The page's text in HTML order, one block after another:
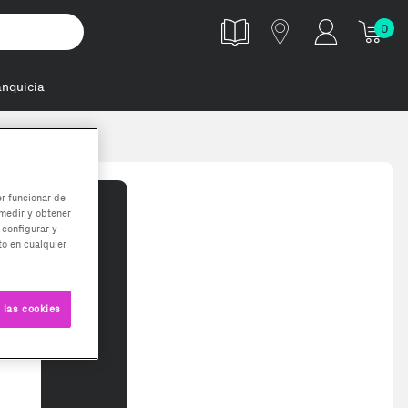
0
funcionar de
y obtener
y
en cualquier
cookies